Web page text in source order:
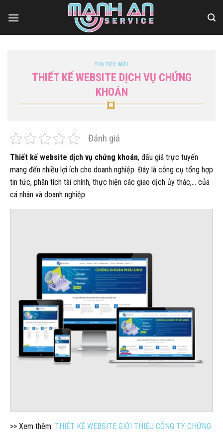
qua
TIN TỨC MỚI
THIẾT KẾ WEBSITE DỊCH VỤ CHỨNG
KHOÁN
Đánh giá
Thiết kế website dịch vụ chứng khoán, đấu giá trực tuyến
mang đến nhiều lợi ích cho doanh nghiệp. Đây là công cụ tổng hợp
tin tức, phân tích tài chính, thực hiện các giao dịch ủy thác,… của
cá nhân và doanh nghiệp.
>> Xem thêm: THIẾT KẾ WEBSITE GIỚI THIỆU CÔNG TY CHỨNG